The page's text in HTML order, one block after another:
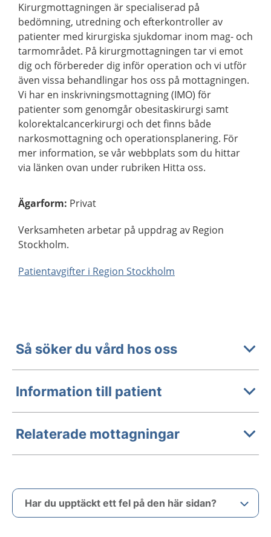
Kirurgmottagningen är specialiserad på
bedömning, utredning och efterkontroller av
patienter med kirurgiska sjukdomar inom mag- och
tarmområdet. På kirurgmottagningen tar vi emot
dig och förbereder dig inför operation och vi utför
även vissa behandlingar hos oss på mottagningen.
Vi har en inskrivningsmottagning (IMO) för
patienter som genomgår obesitaskirurgi samt
kolorektalcancerkirurgi och det finns både
narkosmottagning och operationsplanering. För
mer information, se vår webbplats som du hittar
via länken ovan under rubriken Hitta oss.
Ägarform: Privat
Verksamheten arbetar på uppdrag av Region
Stockholm.
Patientavgifter i Region Stockholm
Så söker du vård hos oss
Information till patient
Relaterade mottagningar
Har du upptäckt ett fel på den här sidan?